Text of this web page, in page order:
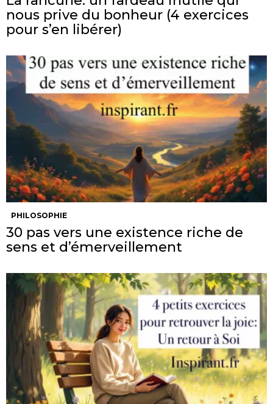
nous prive du bonheur (4 exercices
pour s’en libérer)
PHILOSOPHIE
30 pas vers une existence riche de
sens et d’émerveillement